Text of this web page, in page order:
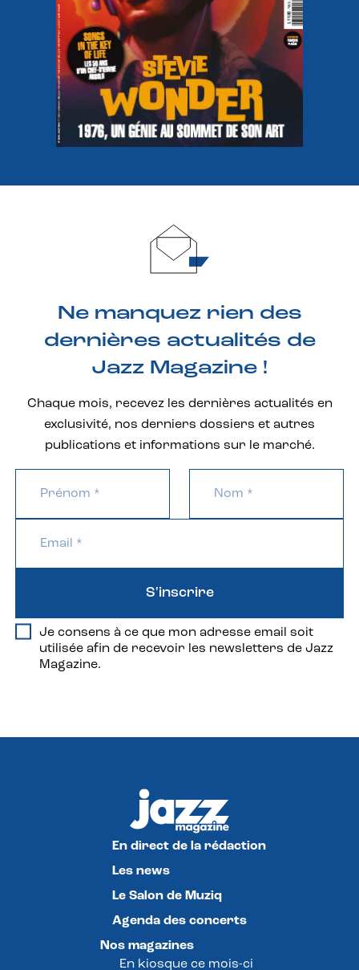
Ne manquez rien des
dernières actualités de
Jazz Magazine !
Chaque mois, recevez les dernières actualités en
exclusivité, nos derniers dossiers et autres
publications et informations sur le marché.
Je consens à ce que mon adresse email soit
utilisée afin de recevoir les newsletters de Jazz
Magazine.
S'inscrire
En direct de la rédaction
Les news
Le Salon de Muziq
Agenda des concerts
Nos magazines
En kiosque ce mois-ci